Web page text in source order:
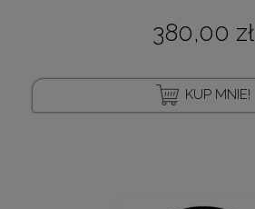
380,00 zł
KUP MNIE!